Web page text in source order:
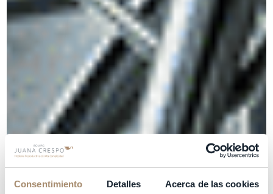
Consentimiento Detalles Acerca de las cookies